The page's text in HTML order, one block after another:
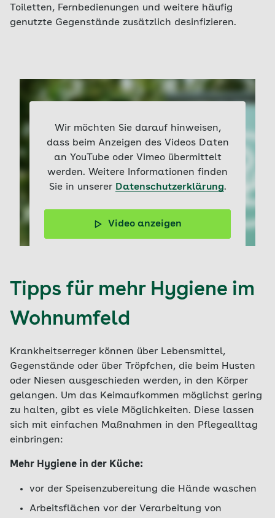
Toiletten, Fernbedienungen und weitere häufig
genutzte Gegenstände zusätzlich desinfizieren.
Wir möchten Sie darauf hinweisen,
dass beim Anzeigen des Videos Daten
an YouTube oder Vimeo übermittelt
werden. Weitere Informationen finden
Sie in unserer Datenschutzerklärung.
Video anzeigen
Hygiene im häuslichen Umfeld: Das können Sie im
Pflegealltag beherzigen.
Tipps für mehr Hygiene im
Wohnumfeld
Krankheitserreger können über Lebensmittel,
Gegenstände oder über Tröpfchen, die beim Husten
oder Niesen ausgeschieden werden, in den Körper
gelangen. Um das Keimaufkommen möglichst gering
zu halten, gibt es viele Möglichkeiten. Diese lassen
sich mit einfachen Maßnahmen in den Pflegealltag
einbringen:
Mehr Hygiene in der Küche:
vor der Speisenzubereitung die Hände waschen
Arbeitsflächen vor der Verarbeitung von